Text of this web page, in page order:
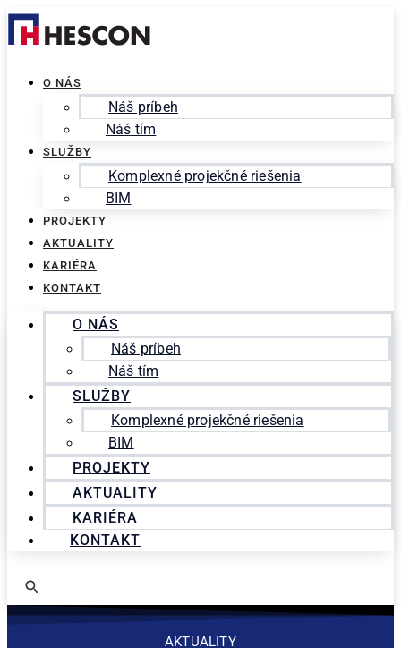
Preskočiť
na
O NÁS
Náš príbeh
Náš tím
SLUŽBY
Komplexné projekčné riešenia
BIM
PROJEKTY
AKTUALITY
KARIÉRA
KONTAKT
O NÁS
Náš príbeh
Náš tím
SLUŽBY
Komplexné projekčné riešenia
BIM
PROJEKTY
AKTUALITY
KARIÉRA
KONTAKT
for:
AKTUALITY